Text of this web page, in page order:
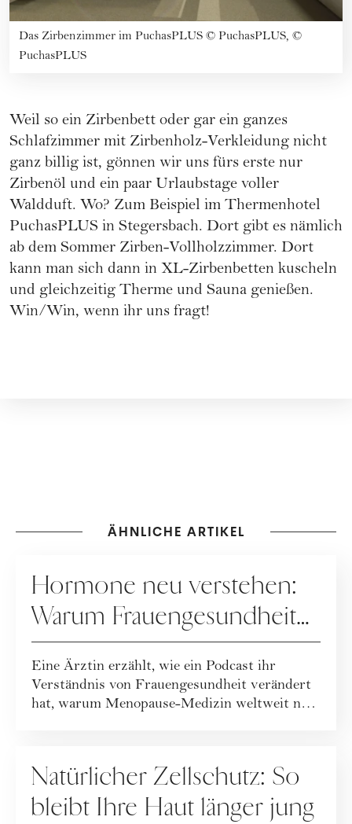
Das Zirbenzimmer im PuchasPLUS © PuchasPLUS, ©
PuchasPLUS
Weil so ein Zirbenbett oder gar ein ganzes
Schlafzimmer mit Zirbenholz-Verkleidung nicht
ganz billig ist, gönnen wir uns fürs erste nur
Zirbenöl und ein paar Urlaubstage voller
Waldduft. Wo? Zum Beispiel im Thermenhotel
PuchasPLUS in Stegersbach. Dort gibt es nämlich
ab dem Sommer Zirben-Vollholzzimmer. Dort
kann man sich dann in XL-Zirbenbetten kuscheln
und gleichzeitig Therme und Sauna genießen.
Win/Win, wenn ihr uns fragt!
ÄHNLICHE ARTIKEL
Hormone neu verstehen:
Warum Frauengesundheit
heute neu gedacht wird
Eine Ärztin erzählt, wie ein Podcast ihr
Verständnis von Frauengesundheit verändert
hat, warum Menopause-Medizin weltweit neu
Natürlicher Zellschutz: So
bleibt Ihre Haut länger jung